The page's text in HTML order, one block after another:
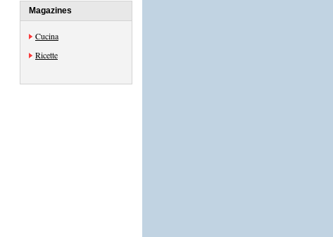
Magazines
Cucina
Ricette